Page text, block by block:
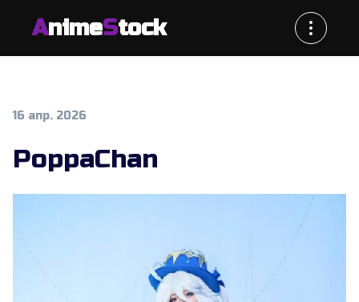
AnimeStock
16 апр. 2026
PoppaChan